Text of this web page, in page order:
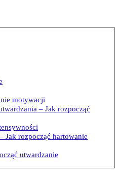
motywacji
– Jak rozpocząć
Jak rozpocząć hartowanie
utwardzanie